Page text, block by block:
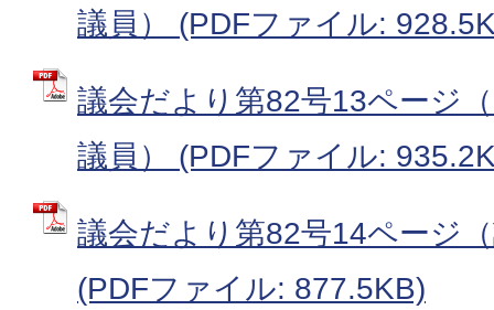
議員） (PDFファイル:
議会だより第82号13ページ
議員） (PDFファイル:
議会だより第82号14ページ
(PDFファイル: 877.5KB)